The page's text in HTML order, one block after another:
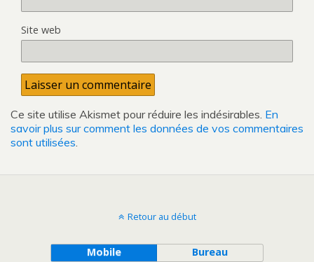
Site web
Ce site utilise Akismet pour réduire les indésirables. En
savoir plus sur comment les données de vos commentaires
sont utilisées.
Retour au début
Mobile Bureau